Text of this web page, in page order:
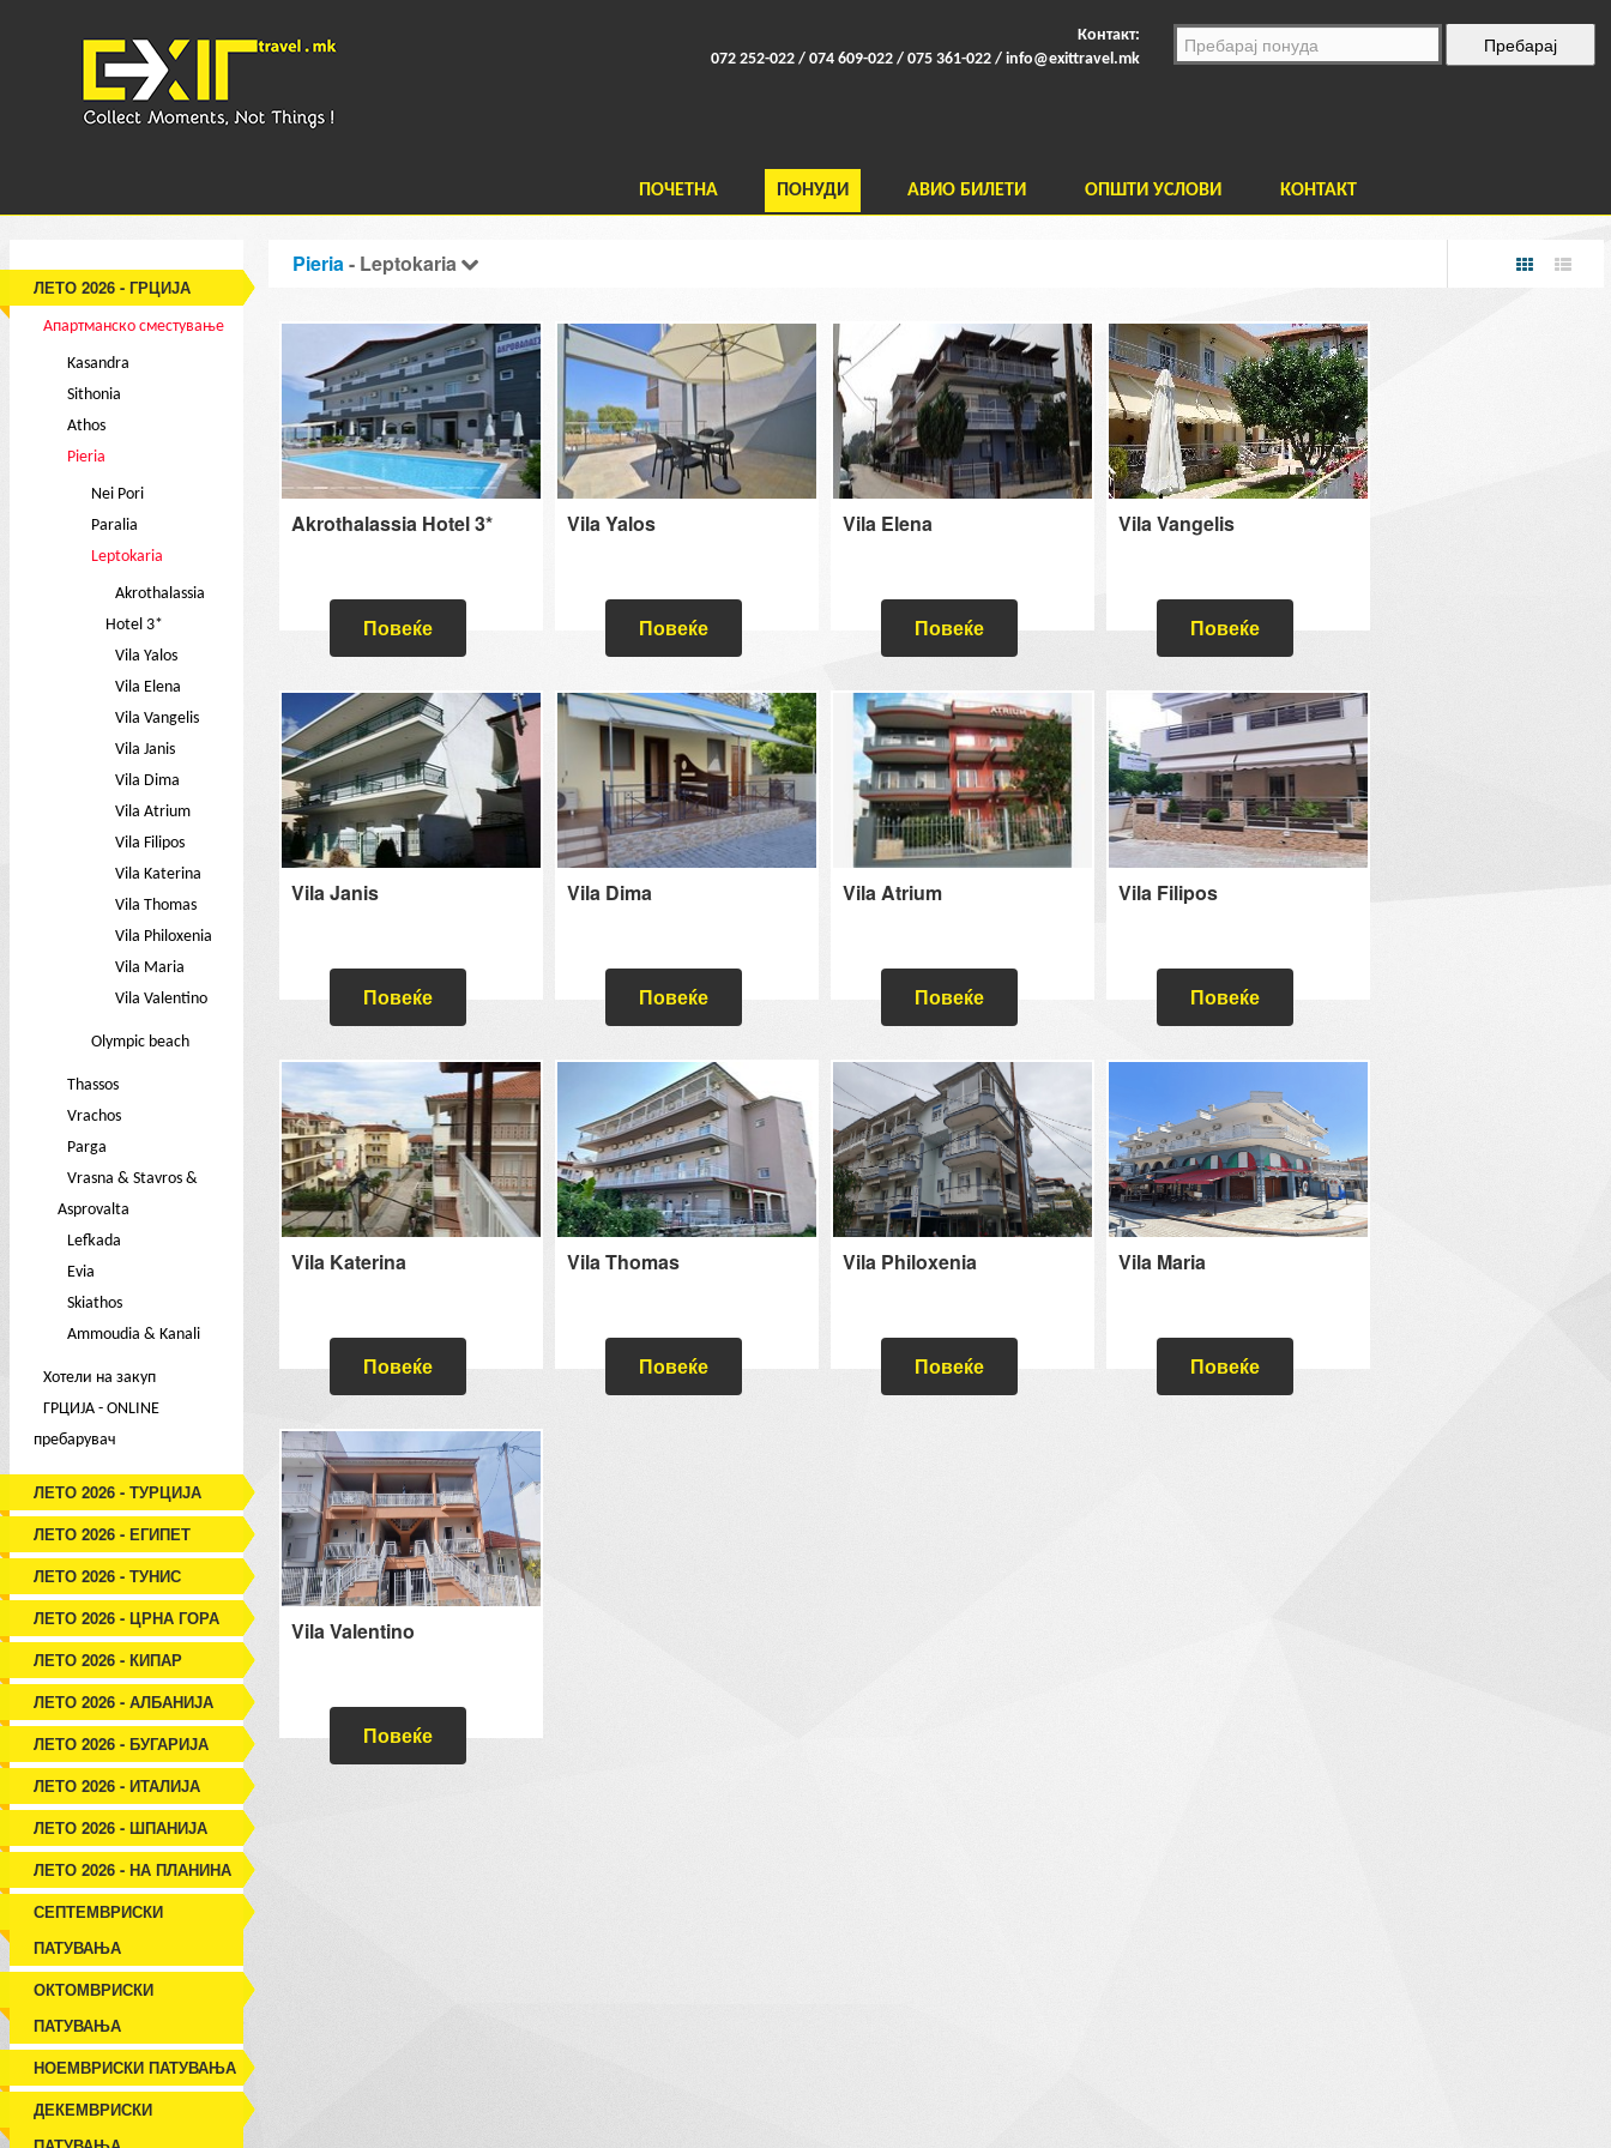
Контакт:
072 252-022 / 074 609-022 / 075 361-022 / info@exittravel.mk
ПОЧЕТНА ПОНУДИ АВИО БИЛЕТИ ОПШТИ УСЛОВИ КОНТАКТ
ЛЕТО 2026 - ГРЦИЈА
Апартманско сместување
Kasandra
Sithonia
Athos
Pieria
Nei Pori
Paralia
Leptokaria
Akrothalassia
Hotel 3*
Vila Yalos
Vila Elena
Vila Vangelis
Vila Janis
Vila Dima
Vila Atrium
Vila Filipos
Vila Katerina
Vila Thomas
Vila Philoxenia
Vila Maria
Vila Valentino
Olympic beach
Thassos
Vrachos
Parga
Vrasna & Stavros &
Asprovalta
Lefkada
Evia
Skiathos
Ammoudia & Kanali
Хотели на закуп
ГРЦИЈА - ONLINE
пребарувач
ЛЕТО 2026 - ТУРЦИЈА
ЛЕТО 2026 - ЕГИПЕТ
ЛЕТО 2026 - ТУНИС
ЛЕТО 2026 - ЦРНА ГОРА
ЛЕТО 2026 - КИПАР
ЛЕТО 2026 - АЛБАНИЈА
ЛЕТО 2026 - БУГАРИЈА
ЛЕТО 2026 - ИТАЛИЈА
ЛЕТО 2026 - ШПАНИЈА
ЛЕТО 2026 - НА ПЛАНИНА
СЕПТЕМВРИСКИ
ПАТУВАЊА
ОКТОМВРИСКИ
ПАТУВАЊА
НОЕМВРИСКИ ПАТУВАЊА
ДЕКЕМВРИСКИ
Pieria- Leptokaria
Akrothalassia Hotel 3*
Повеќе
Vila Yalos
Повеќе
Vila Elena
Повеќе
Vila Vangelis
Повеќе
Vila Janis
Повеќе
Vila Dima
Повеќе
Vila Atrium
Повеќе
Vila Filipos
Повеќе
Vila Katerina
Повеќе
Vila Thomas
Повеќе
Vila Philoxenia
Повеќе
Vila Maria
Повеќе
Vila Valentino
Повеќе